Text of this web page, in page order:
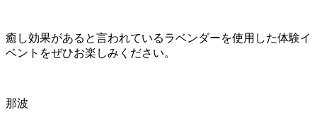
癒し効果があると言われているラベンダーを使用した体験イ
ベントをぜひお楽しみください。
那波